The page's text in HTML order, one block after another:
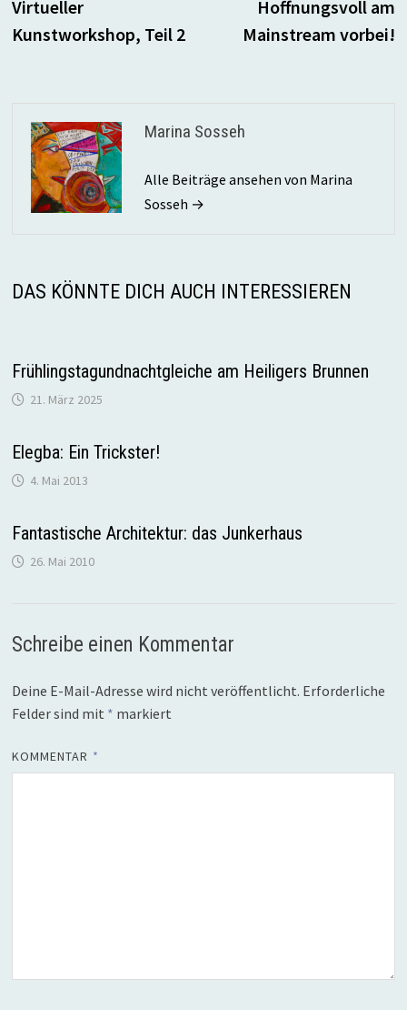
Virtueller
Kunstworkshop, Teil 2
Hoffnungsvoll am
Mainstream vorbei!
Marina Sosseh
Alle Beiträge ansehen von Marina
Sosseh →
DAS KÖNNTE DICH AUCH INTERESSIEREN
Frühlingstagundnachtgleiche am Heiligers Brunnen
21. März 2025
Elegba: Ein Trickster!
4. Mai 2013
Fantastische Architektur: das Junkerhaus
26. Mai 2010
Schreibe einen Kommentar
Deine E-Mail-Adresse wird nicht veröffentlicht. Erforderliche
Felder sind mit * markiert
KOMMENTAR *